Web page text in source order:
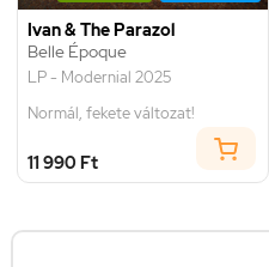
Ivan & The Parazol
Belle Époque
LP - Modernial 2025
Normál, fekete változat!
11 990 Ft